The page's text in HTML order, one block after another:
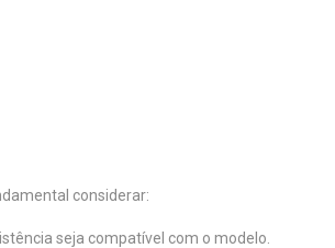
considerar:
seja compatível com o modelo.